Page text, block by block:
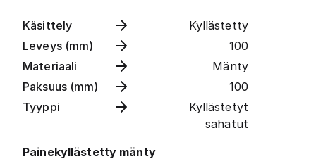
Käsittely
Kyllästetty
Leveys (mm)
100
Materiaali
Mänty
Paksuus (mm)
100
Tyyppi
Kyllästetyt
sahatut
Painekyllästetty mänty